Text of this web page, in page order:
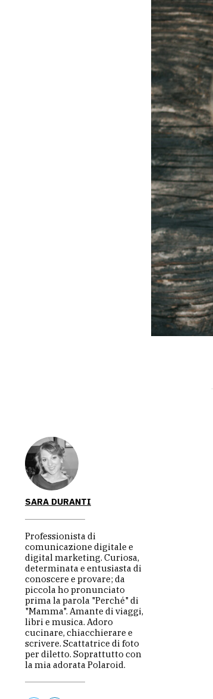
SARA DURANTI
Professionista di
comunicazione digitale e
digital marketing. Curiosa,
determinata e entusiasta di
conoscere e provare; da
piccola ho pronunciato
prima la parola "Perché" di
"Mamma". Amante di viaggi,
libri e musica. Adoro
cucinare, chiacchierare e
scrivere. Scattatrice di foto
per diletto. Soprattutto con
la mia adorata Polaroid.